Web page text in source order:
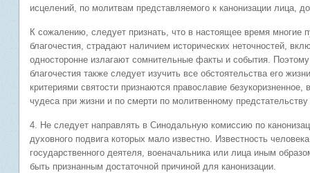
исцелений, по молитвам представляемого к канонизации лица,
К сожалению, следует признать, что в настоящее время многие
благочестия, страдают наличием исторических неточностей,
односторонне излагают сомнительные факты и события.
благочестия также следует изучить все обстоятельства его
критериями святости признаются православие
чудеса при жизни и по смерти по молитвенному
4. Не следует направлять в Синодальную комиссию по
духовного подвига которых мало известно. Известность
государственного деятеля, военачальника или лица иным
быть признанным достаточной причиной для канонизации.